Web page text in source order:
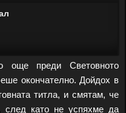
още преди Световното
окончателно. Дойдох в
титла, и смятам, че
като не успяхме да